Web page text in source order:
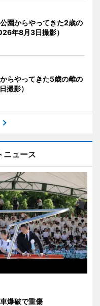
園からやってきた2歳の
年8月3日撮影）
らやってきた5歳の雌の
撮影）
ニュース
爆破で重傷